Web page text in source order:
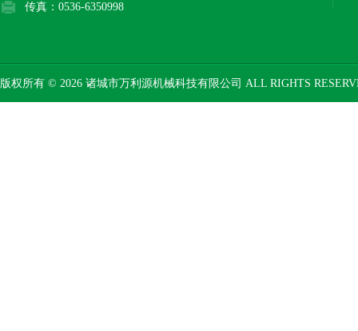
传真：0536-6350998
版权所有 © 2026 诸城市万利源机械科技有限公司 ALL RIGHTS